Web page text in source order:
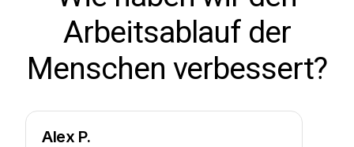
Arbeitsablauf der
Menschen verbessert?
Alex P.